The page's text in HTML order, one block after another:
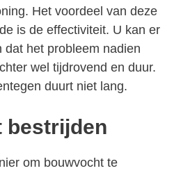
Het voordeel van deze
is de effectiviteit. U kan er
dat het probleem nadien
wel tijdrovend en duur.
duurt niet lang.
bestrijden
om bouwvocht te